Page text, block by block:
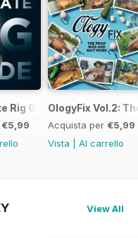
Rig Guide
€5,99
OlogyFix Vol.2:
Acquista per €5,99
Vista
Al carrello
View All